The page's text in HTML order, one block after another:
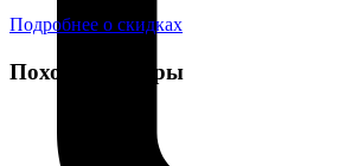
Подробнее о скидках
Похожие товары